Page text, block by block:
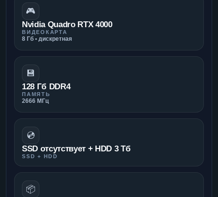
🎮
Nvidia Quadro RTX 4000
ВИДЕОКАРТА
8 Гб • дискретная
💾
128 Гб DDR4
ПАМЯТЬ
2666 МГц
💿
SSD отсутствует + HDD 3 Тб
SSD + HDD
📦